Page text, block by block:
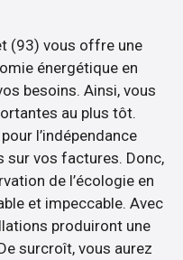
(93) vous offre une
énergétique en
besoins. Ainsi, vous
au plus tôt.
l’indépendance
sur vos factures. Donc,
de l’écologie en
et impeccable. Avec
produiront une
surcroît, vous aurez